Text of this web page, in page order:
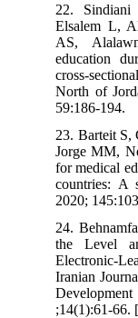
22.
Elsalem L,
AS,
education
cross-
North of
59:186-194.
23. Barteit
Jorge MM,
for medical
countries:
2020;
24.
the Level
Electronic-
Iranian
;14(1):61-